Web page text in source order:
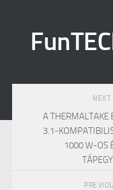
NEXT
A THERMALTAKE
3.1-
1000 W-OS